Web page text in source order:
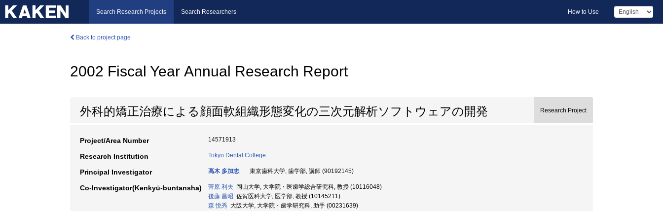
Search Research Projects Search Researchers How to Use
Back to project page
2002 Fiscal Year Annual Research Report
外科的矯正治療による顔面軟組織形態変化の三次元解析ソフトウェアの開発 Research Project
Project/Area Number 14571913
Research Institution Tokyo Dental College
Principal Investigator 高木 多加志 東京歯科大学, 歯学部, 講師 (90192145)
Co-Investigator(Kenkyū-buntansha) 菅原 利夫 岡山大学, 大学院・医歯学総合研究科, 教授 (10116048)
後藤 昌昭 佐賀医科大学, 医学部, 教授 (10145211)
森 悦秀 大阪大学, 大学院・歯学研究科, 助手 (00231639)